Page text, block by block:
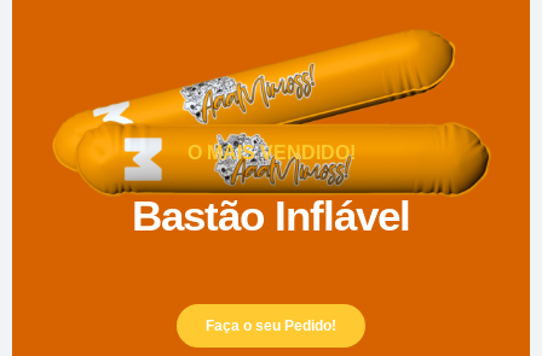
O MAIS VENDIDO!
Bastão Inflável
Faça o seu Pedido!